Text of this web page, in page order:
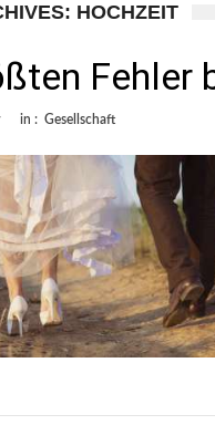
HOCHZEIT
Fehler
in : Gesellschaft